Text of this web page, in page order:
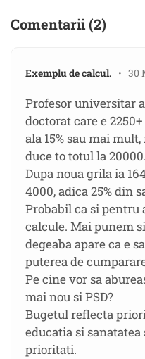
Comentarii (2)
Exemplu de calcul. • 30
Profesor universitar
doctorat care e
ala 15% sau mai
duce to totul la 20000.
Dupa noua grila ia
4000, adica 25% din
Probabil ca si pentru
calcule. Mai punem
degeaba apare ca e
puterea de
Pe cine vor sa
mai nou si PSD?
Bugetul reflecta
educatia si
prioritati.